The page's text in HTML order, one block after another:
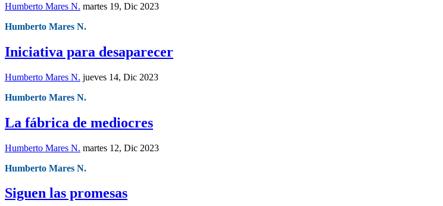
Humberto Mares N. martes 19, Dic 2023
Humberto Mares N.
Iniciativa para desaparecer
Humberto Mares N. jueves 14, Dic 2023
Humberto Mares N.
La fábrica de mediocres
Humberto Mares N. martes 12, Dic 2023
Humberto Mares N.
Siguen las promesas